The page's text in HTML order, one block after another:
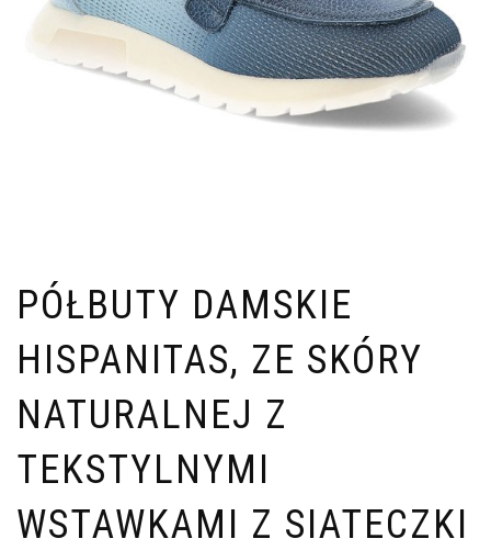
PÓŁBUTY DAMSKIE
HISPANITAS, ZE SKÓRY
NATURALNEJ Z
TEKSTYLNYMI
WSTAWKAMI Z SIATECZKI